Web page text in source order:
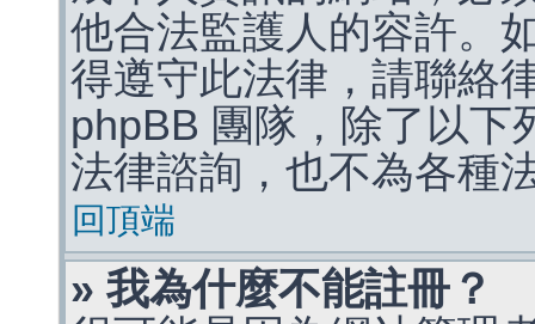
他合法監護人的容許。
得遵守此法律，請聯絡
phpBB 團隊，除了以下
法律諮詢，也不為各種
回頂端
» 我為什麼不能註冊？